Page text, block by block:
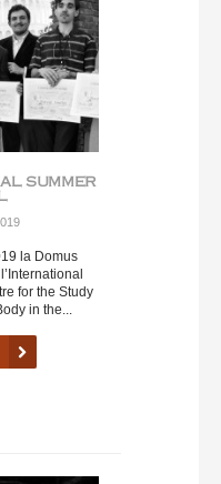
SUMMER
la Domus
for the Study
in the...